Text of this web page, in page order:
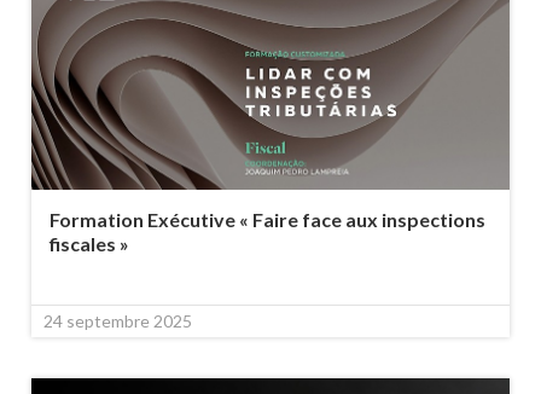
Formation Exécutive « Faire face aux inspections
fiscales »
24 septembre 2025